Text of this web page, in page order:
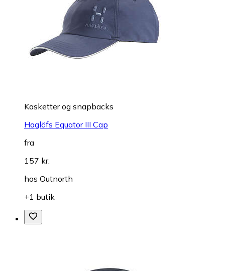
Kasketter og snapbacks
Haglöfs Equator III Cap
fra
157 kr.
hos Outnorth
+1 butik